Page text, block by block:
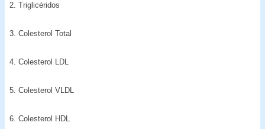
2. Triglicéridos
3. Colesterol Total
4. Colesterol LDL
5. Colesterol VLDL
6. Colesterol HDL